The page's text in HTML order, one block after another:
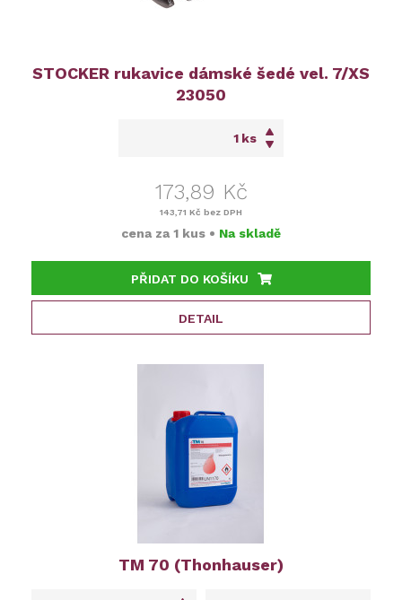
STOCKER rukavice dámské šedé vel. 7/XS
23050
ks
173,89 Kč
143,71 Kč bez DPH
cena za 1 kus • Na skladě
PŘIDAT DO KOŠÍKU
DETAIL
TM 70 (Thonhauser)